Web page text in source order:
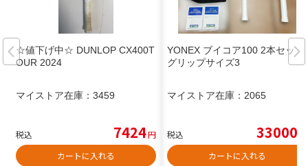
☆値下げ中☆ DUNLOP CX400T
OUR 2024
マイストア在庫： 3459
税込 7424円
カートに入れる
YONEX ブイコア100 2本セット
グリップサイズ3
マイストア在庫： 2065
税込 33000
カートに入れる